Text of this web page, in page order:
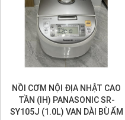
NỒI CƠM NỘI ĐỊA NHẬT CAO
TẦN (IH) PANASONIC SR-
SY105J (1.0L) VAN DÀI BÙ ẨM